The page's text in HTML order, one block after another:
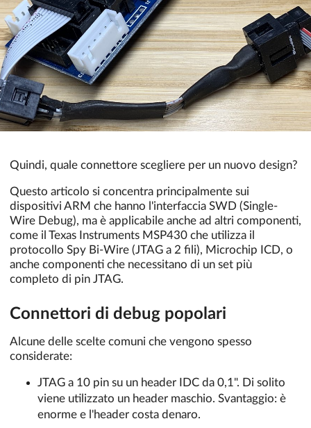
Quindi, quale connettore scegliere per un nuovo design?
Questo articolo si concentra principalmente sui
dispositivi ARM che hanno l'interfaccia SWD (Single-
Wire Debug), ma è applicabile anche ad altri componenti,
come il Texas Instruments MSP430 che utilizza il
protocollo Spy Bi-Wire (JTAG a 2 fili), Microchip ICD, o
anche componenti che necessitano di un set più
completo di pin JTAG.
Connettori di debug popolari
Alcune delle scelte comuni che vengono spesso
considerate:
JTAG a 10 pin su un header IDC da 0,1". Di solito
viene utilizzato un header maschio. Svantaggio: è
enorme e l'header costa denaro.